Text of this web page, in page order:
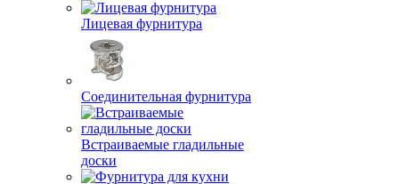
Лицевая фурнитура
Соединительная фурнитура
Встраиваемые гладильные
доски